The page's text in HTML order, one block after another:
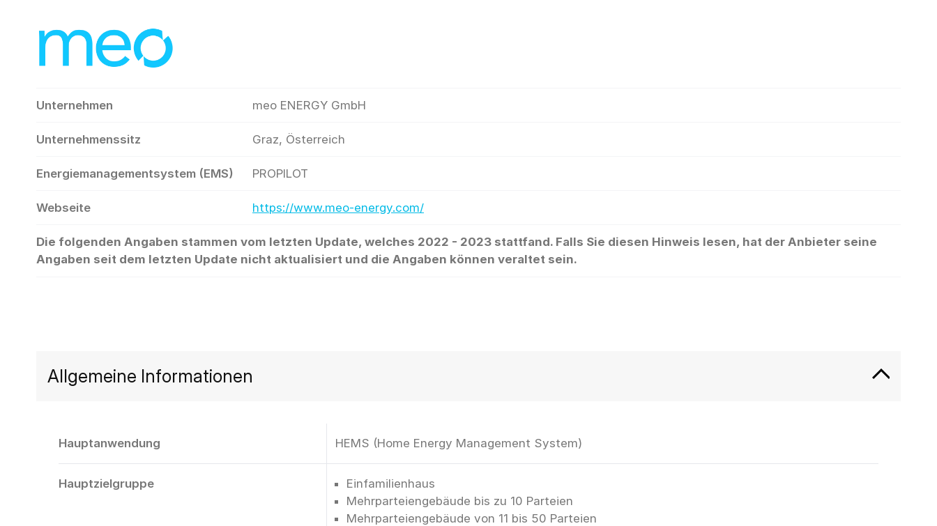
Unternehmen meo ENERGY GmbH
Unternehmenssitz Graz, Österreich
Energiemanagementsystem (EMS) PROPILOT
Webseite https://www.meo-energy.com/
Die folgenden Angaben stammen vom letzten Update, welches 2022 - 2023 stattfand. Falls Sie diesen Hinweis lesen, hat der Anbieter seine
Angaben seit dem letzten Update nicht aktualisiert und die Angaben können veraltet sein.
Allgemeine Informationen
Hauptanwendung HEMS (Home Energy Management System)
Hauptzielgruppe
Einfamilienhaus
Mehrparteiengebäude bis zu 10 Parteien
Mehrparteiengebäude von 11 bis 50 Parteien